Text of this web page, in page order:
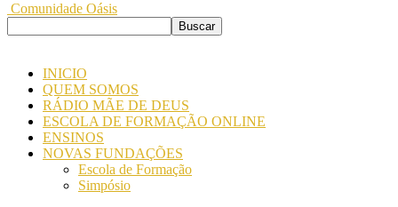
Comunidade Oásis
INICIO
QUEM SOMOS
RÁDIO MÃE DE DEUS
ESCOLA DE FORMAÇÃO ONLINE
ENSINOS
NOVAS FUNDAÇÕES
Escola de Formação
Simpósio